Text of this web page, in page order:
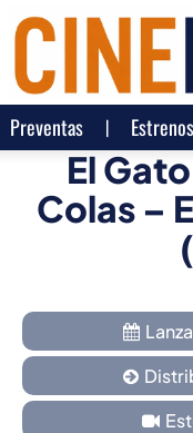
Preventas
El
Colas –